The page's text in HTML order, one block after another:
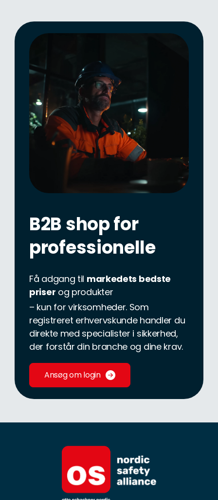
B2B shop for
professionelle
Få adgang til markedets bedste
priser og produkter
– kun for virksomheder. Som
registreret erhvervskunde handler du
direkte med specialister i sikkerhed,
der forstår din branche og dine krav.
Ansøg om login